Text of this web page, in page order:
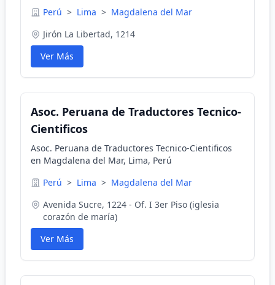
Perú > Lima > Magdalena del Mar
Jirón La Libertad, 1214
Ver Más
Asoc. Peruana de Traductores Tecnico-
Cientificos
Asoc. Peruana de Traductores Tecnico-Cientificos
en Magdalena del Mar, Lima, Perú
Perú > Lima > Magdalena del Mar
Avenida Sucre, 1224 - Of. I 3er Piso (iglesia
corazón de maría)
Ver Más